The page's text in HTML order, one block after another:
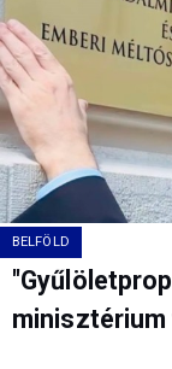
BELFÖLD
minisztérium